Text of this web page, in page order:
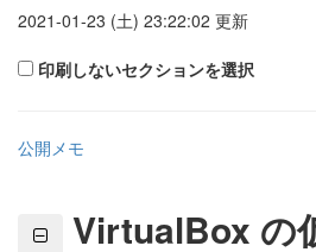
2021-01-23 (土) 23:22:02 更新
印刷しないセクションを選択
公開メモ
VirtualBox の